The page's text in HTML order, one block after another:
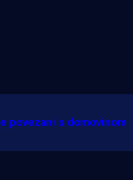
povezani s domovinom